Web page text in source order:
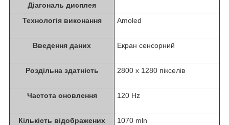
Діагональ дисплея
Технологія виконання Amoled
Введення даних Екран сенсорний
Роздільна здатність 2800 x 1280 пікселів
Частота оновлення 120 Hz
Кількість відображених
1070 mln